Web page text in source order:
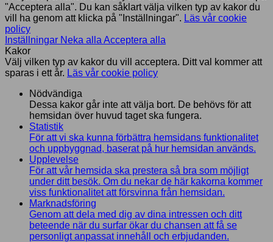
"Acceptera alla". Du kan såklart välja vilken typ av kakor du
vill ha genom att klicka på "Inställningar". Läs vår cookie
policy
Inställningar Neka alla Acceptera alla
Kakor
Välj vilken typ av kakor du vill acceptera. Ditt val kommer att
sparas i ett år. Läs vår cookie policy
Nödvändiga
Dessa kakor går inte att välja bort. De behövs för att
hemsidan över huvud taget ska fungera.
Statistik
För att vi ska kunna förbättra hemsidans funktionalitet
och uppbyggnad, baserat på hur hemsidan används.
Upplevelse
För att vår hemsida ska prestera så bra som möjligt
under ditt besök. Om du nekar de här kakorna kommer
viss funktionalitet att försvinna från hemsidan.
Marknadsföring
Genom att dela med dig av dina intressen och ditt
beteende när du surfar ökar du chansen att få se
personligt anpassat innehåll och erbjudanden.